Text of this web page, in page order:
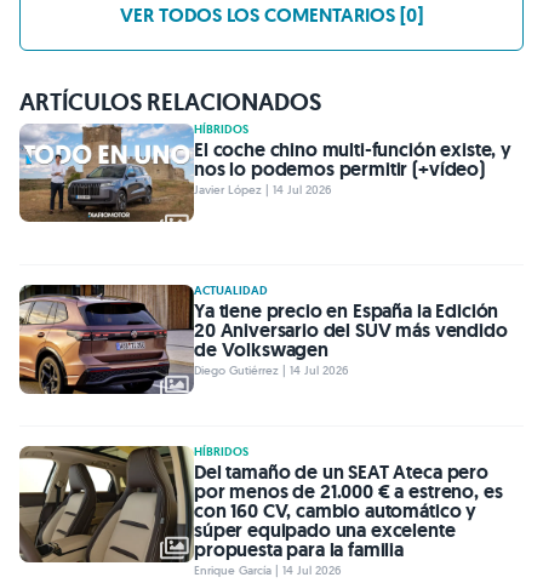
VER TODOS LOS COMENTARIOS [0]
ARTÍCULOS RELACIONADOS
HÍBRIDOS
El coche chino multi-función existe, y
nos lo podemos permitir (+vídeo)
Javier López | 14 Jul 2026
ACTUALIDAD
Ya tiene precio en España la Edición
20 Aniversario del SUV más vendido
de Volkswagen
Diego Gutiérrez | 14 Jul 2026
HÍBRIDOS
Del tamaño de un SEAT Ateca pero
por menos de 21.000 € a estreno, es
con 160 CV, cambio automático y
súper equipado una excelente
propuesta para la familia
Enrique García | 14 Jul 2026